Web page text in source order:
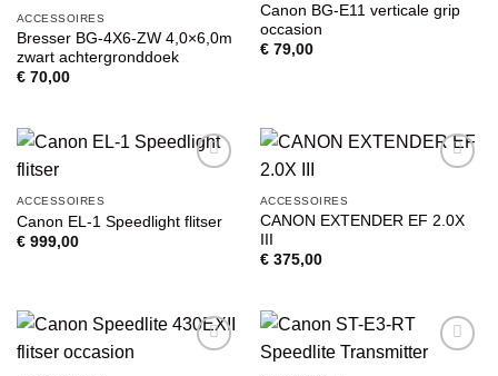
ACCESSOIRES
Bresser BG-4X6-ZW 4,0×6,0m
zwart achtergronddoek
€70,00
WENSENLIJST
Canon BG-E11 verticale grip
occasion
€79,00
WENSENLIJST
ACCESSOIRES
Canon EL-1 Speedlight flitser
€999,00
WENSENLIJST
ACCESSOIRES
CANON EXTENDER EF 2.0X
€375,00